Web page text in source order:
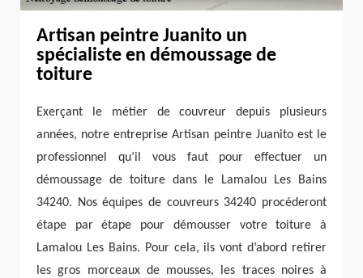
Artisan peintre Juanito un
spécialiste en démoussage de
toiture
Exerçant le métier de couvreur depuis plusieurs
années, notre entreprise Artisan peintre Juanito est le
professionnel qu’il vous faut pour effectuer un
démoussage de toiture dans le Lamalou Les Bains
34240. Nos équipes de couvreurs 34240 procéderont
étape par étape pour démousser votre toiture à
Lamalou Les Bains. Pour cela, ils vont d’abord retirer
les gros morceaux de mousses, les traces noires à